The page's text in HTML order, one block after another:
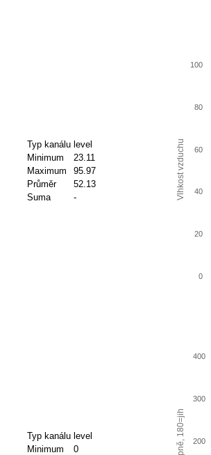
Typ kanálu level
Minimum
23.11
Maximum
95.97
Průměr
52.13
Suma
- Vlhkost vzduchu
0
20
40
60
80
100
Typ kanálu level
Minimum
0
200
300
400